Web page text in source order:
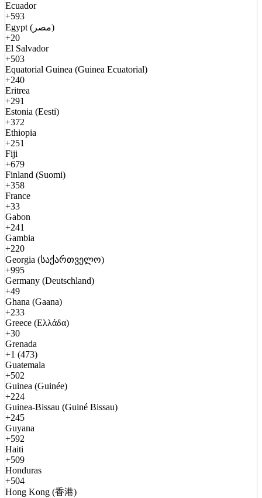
Ecuador
+593
Egypt (مصر)
+20
El Salvador
+503
Equatorial Guinea (Guinea Ecuatorial)
+240
Eritrea
+291
Estonia (Eesti)
+372
Ethiopia
+251
Fiji
+679
Finland (Suomi)
+358
France
+33
Gabon
+241
Gambia
+220
Georgia (საქართველო)
+995
Germany (Deutschland)
+49
Ghana (Gaana)
+233
Greece (Ελλάδα)
+30
Grenada
+1 (473)
Guatemala
+502
Guinea (Guinée)
+224
Guinea-Bissau (Guiné Bissau)
+245
Guyana
+592
Haiti
+509
Honduras
+504
Hong Kong (香港)